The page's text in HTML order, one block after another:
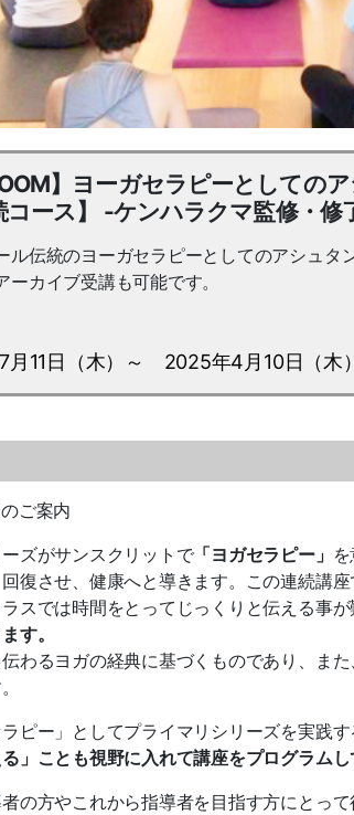
】ヨーガセラピーとしての
コース】 -ケンハラクマ監修・修
ル伝統のヨーガセラピーとしてのアシュタ
ーカイブ受講も可能です。
月11日（木）～ 2025年4月10日（木
ご案内
ズがサンスクリットで「ヨガセラピー」
復させ、健康へと導き ます。
この連続講
スでは時間をとってじっくりと伝える事が
す。
わるヨガの経典に基づくものであり、ま
ピー」としてプライマリシリーズを実践
」ことも視野に入れて講座をプログラムし
の方やこれから指導者を目指す方にとっ